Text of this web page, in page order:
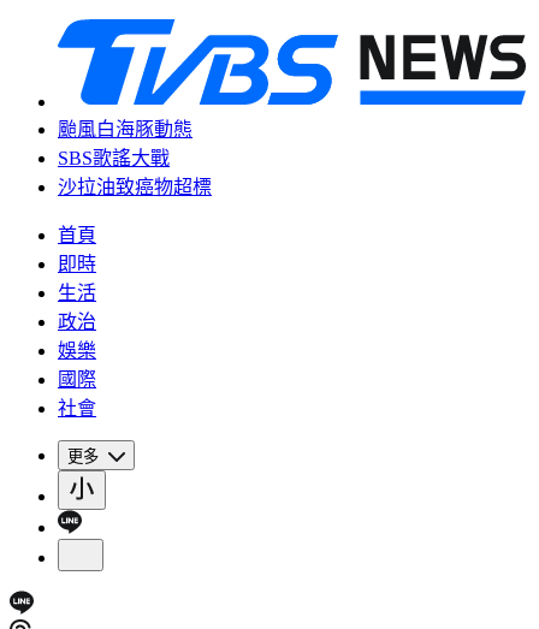
颱風白海豚動態
SBS歌謠大戰
沙拉油致癌物超標
首頁
即時
生活
政治
娛樂
國際
社會
更多